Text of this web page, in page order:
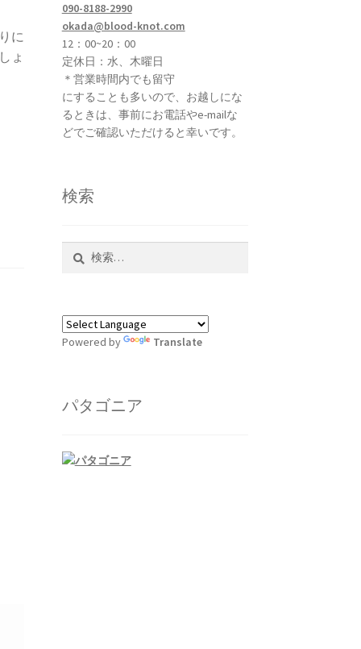
に
ょ
090-8188-2990
okada@blood-knot.com
12：00~20：00
定休日：水、木曜日
＊営業時間内でも留守
にすることも多いので、お越しにな
るときは、事前にお電話やe-mailな
どでご確認いただけると幸いです。
検索
Powered by Translate
パタゴニア